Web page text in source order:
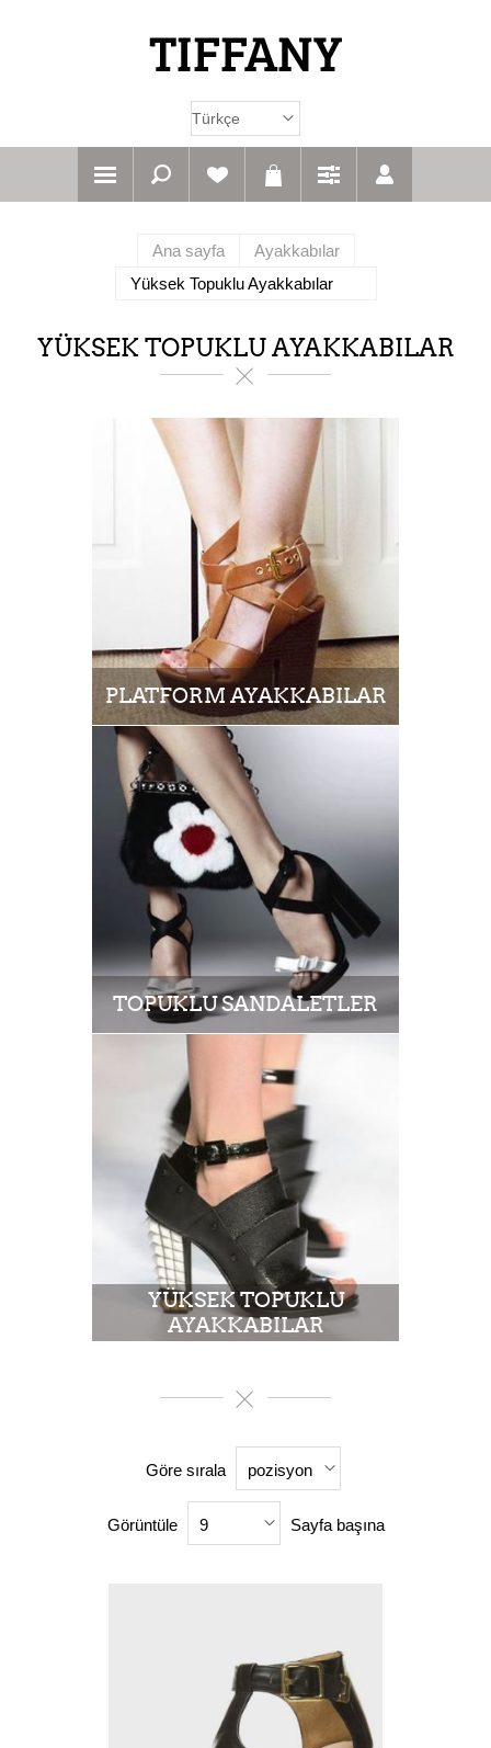
Ana sayfa
Ayakkabılar
Yüksek Topuklu Ayakkabılar
YÜKSEK TOPUKLU AYAKKABILAR
PLATFORM AYAKKABILAR
TOPUKLU SANDALETLER
YÜKSEK TOPUKLU
AYAKKABILAR
Göre sırala pozisyon
Görüntüle 9 Sayfa başına